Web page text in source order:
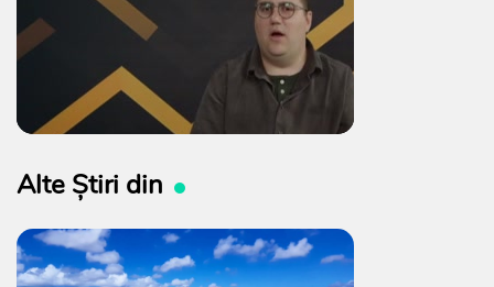
Alte Știri din